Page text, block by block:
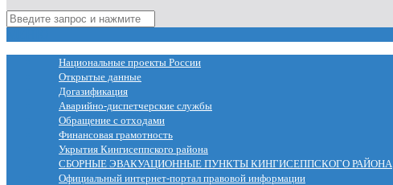
Национальные проекты России
Открытые данные
Догазификация
Аварийно-диспетчерские службы
Обращение с отходами
Финансовая грамотность
Укрытия Кингисеппского района
СБОРНЫЕ ЭВАКУАЦИОННЫЕ ПУНКТЫ КИНГИСЕППСКОГО РАЙОНА
Официальный интернет-портал правовой информации